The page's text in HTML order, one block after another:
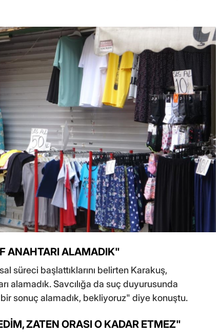
ANAHTARI ALAMADIK"
süreci başlattıklarını belirten Karakuş,
alamadık. Savcılığa da suç duyurusunda
sonuç alamadık, bekliyoruz" diye konuştu.
ZATEN ORASI O KADAR ETMEZ"